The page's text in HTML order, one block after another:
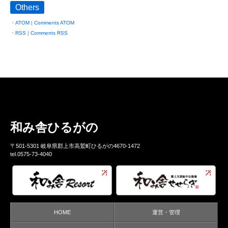
Others
ATOM | Comments ATOM
RSS | Comments RSS
和み舎ひるがの
〒501-5301 岐阜県郡上市高鷲町ひるがの4670-1472
tel.0575-73-4040
HOME 運営・管理